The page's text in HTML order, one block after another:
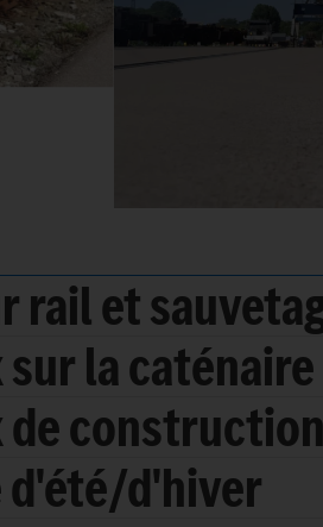
rail et
sur la caténaire
de
d'été/d'hiver